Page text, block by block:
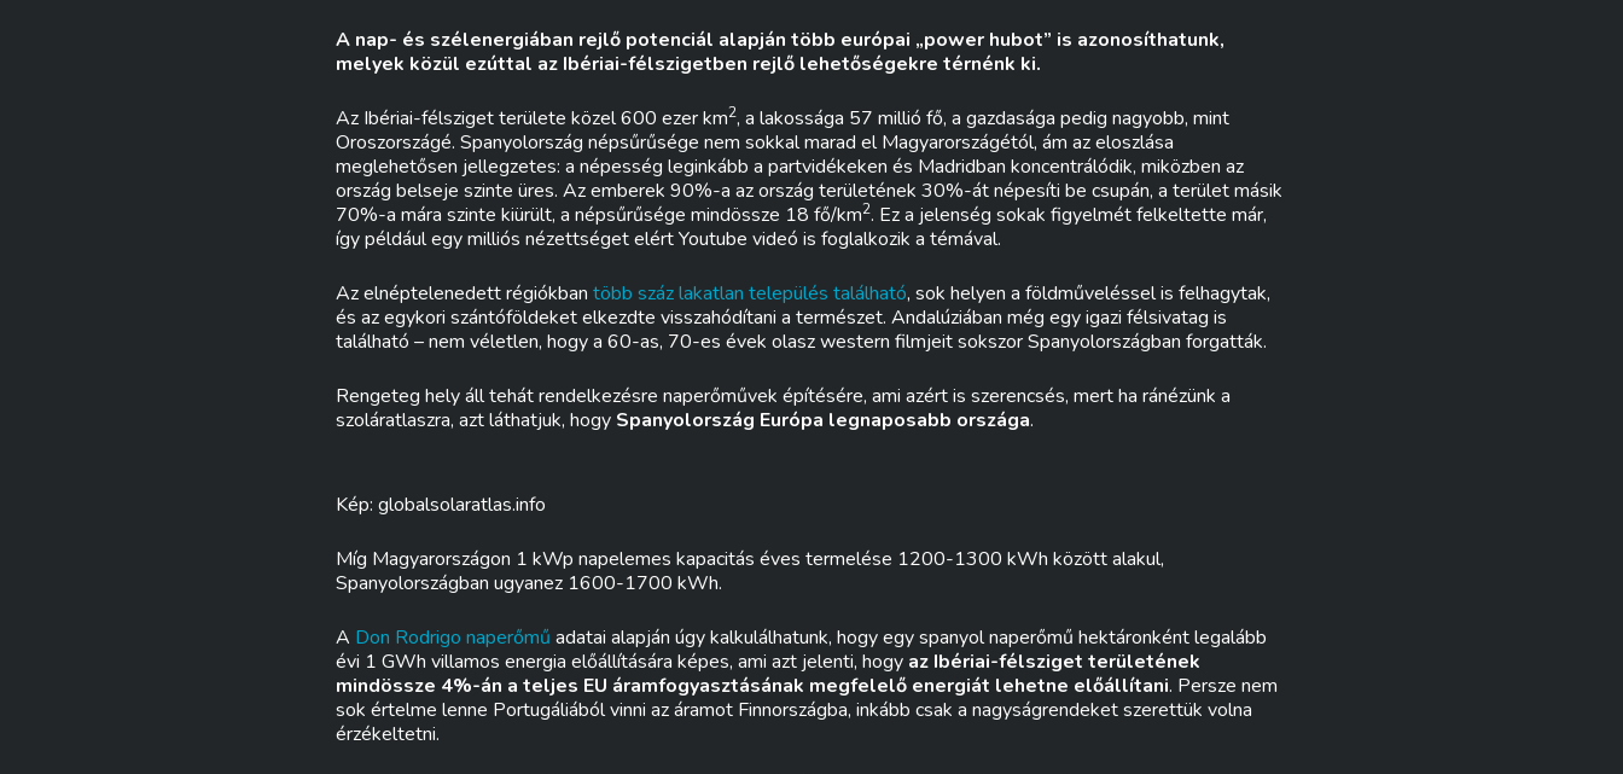
A nap- és szélenergiában rejlő potenciál alapján több európai „power hubot” is azonosíthatunk,
melyek közül ezúttal az Ibériai-félszigetben rejlő lehetőségekre térnénk ki.
Az Ibériai-félsziget területe közel 600 ezer km2, a lakossága 57 millió fő, a gazdasága pedig nagyobb, mint
Oroszországé. Spanyolország népsűrűsége nem sokkal marad el Magyarországétól, ám az eloszlása
meglehetősen jellegzetes: a népesség leginkább a partvidékeken és Madridban koncentrálódik, miközben az
ország belseje szinte üres. Az emberek 90%-a az ország területének 30%-át népesíti be csupán, a terület másik
70%-a mára szinte kiürült, a népsűrűsége mindössze 18 fő/km2. Ez a jelenség sokak figyelmét felkeltette már,
így például egy milliós nézettséget elért Youtube videó is foglalkozik a témával.
Az elnéptelenedett régiókban több száz lakatlan település található, sok helyen a földműveléssel is felhagytak,
és az egykori szántóföldeket elkezdte visszahódítani a természet. Andalúziában még egy igazi félsivatag is
található – nem véletlen, hogy a 60-as, 70-es évek olasz western filmjeit sokszor Spanyolországban forgatták.
Rengeteg hely áll tehát rendelkezésre naperőművek építésére, ami azért is szerencsés, mert ha ránézünk a
szoláratlaszra, azt láthatjuk, hogy Spanyolország Európa legnaposabb országa.
Kép: globalsolaratlas.info
Míg Magyarországon 1 kWp napelemes kapacitás éves termelése 1200-1300 kWh között alakul,
Spanyolországban ugyanez 1600-1700 kWh.
A Don Rodrigo naperőmű adatai alapján úgy kalkulálhatunk, hogy egy spanyol naperőmű hektáronként legalább
évi 1 GWh villamos energia előállítására képes, ami azt jelenti, hogy az Ibériai-félsziget területének
mindössze 4%-án a teljes EU áramfogyasztásának megfelelő energiát lehetne előállítani. Persze nem
sok értelme lenne Portugáliából vinni az áramot Finnországba, inkább csak a nagyságrendeket szerettük volna
érzékeltetni.